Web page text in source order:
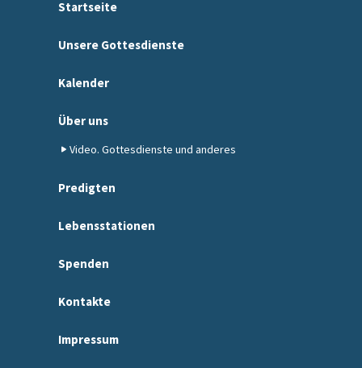
Startseite
Unsere Gottesdienste
Kalender
Über uns
Video. Gottesdienste und anderes
Predigten
Lebensstationen
Spenden
Kontakte
Impressum